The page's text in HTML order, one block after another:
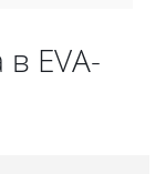
EVA-